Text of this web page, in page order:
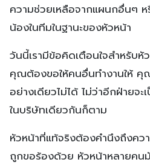
ความช่วยเหลือจากแผนกอื่นๆ ห
น้องในทีมในฐานะของหัวหน้า
วันนี้เรามีข้อคิดเตือนใจสำหรับ
คุณต้องขอให้คนอื่นทำงานให้ คุ
อย่างเดียวไม่ได้ ไม่ว่าอีกฝ่ายจ
ในบริษัทเดียวกันก็ตาม
หัวหน้าที่แท้จริงต้องคำนึงถึงคว
ถูกขอร้องด้วย หัวหน้าหลายค